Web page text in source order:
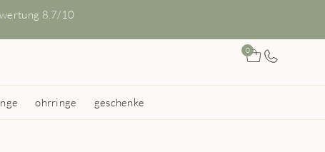
8.7/10
0
ohrringe geschenke